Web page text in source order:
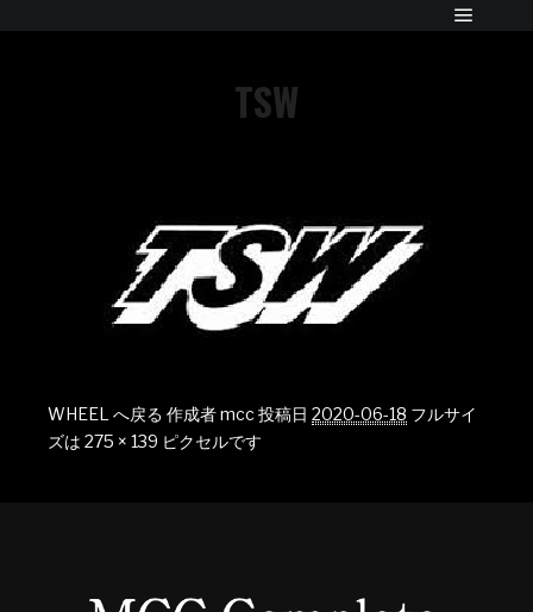
TSW
WHEEL へ戻る 作成者mcc投稿日 2020-06-18 フルサイ
ズは 275 × 139 ピクセルです